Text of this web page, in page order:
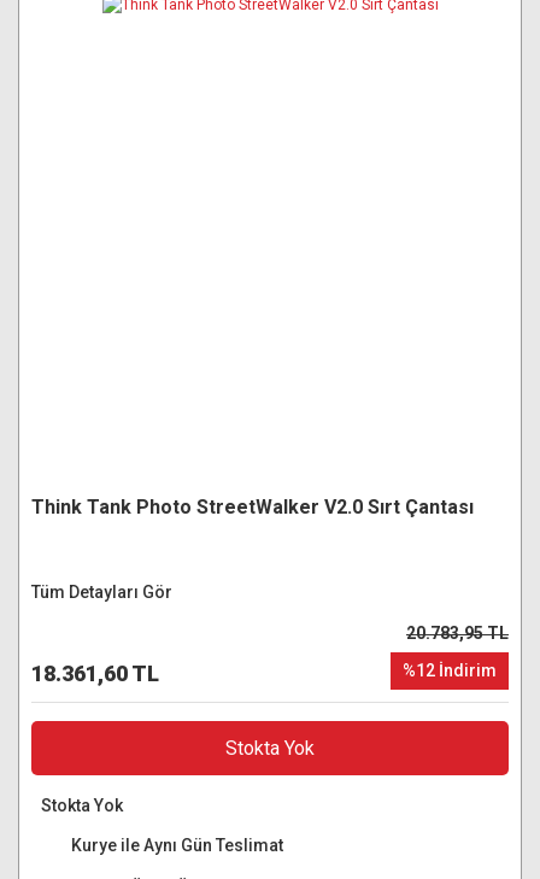
Think Tank Photo StreetWalker V2.0 Sırt Çantası
Tüm Detayları Gör
18.361,60 TL
20.783,95 TL
%12 İndirim
Stokta Yok
Stokta Yok
Kurye ile Aynı Gün Teslimat